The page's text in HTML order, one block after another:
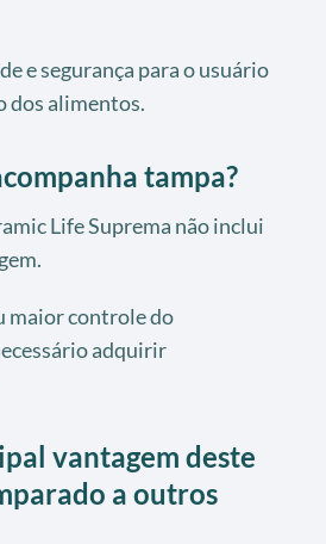
e segurança para o usuário
dos alimentos.
tampa?
Life Suprema não inclui
maior controle do
adquirir
vantagem deste
a outros